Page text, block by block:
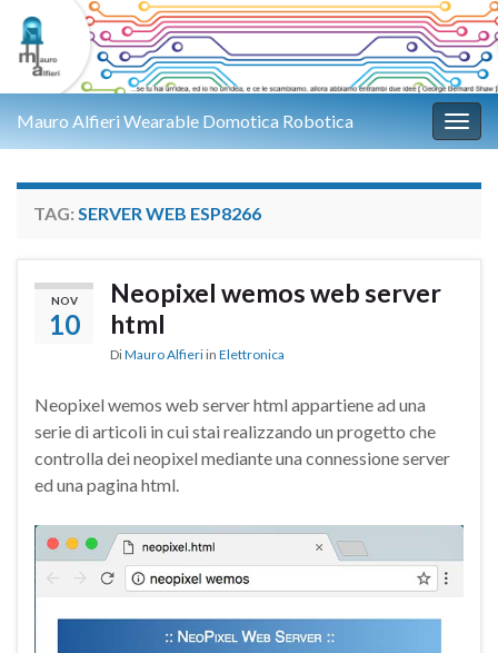
Mauro Alfieri Wearable Domotica Robotica
TAG: SERVER WEB ESP8266
NOV
10
Neopixel wemos web server
html
DiMauro Alfieri in Elettronica
Neopixel wemos web server html appartiene ad una
serie di articoli in cui stai realizzando un progetto che
controlla dei neopixel mediante una connessione server
ed una pagina html.